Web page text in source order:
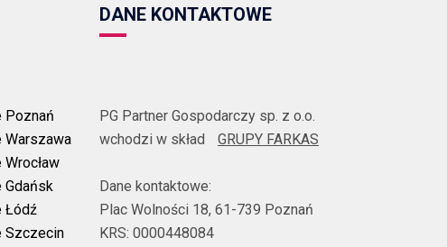
Poznań
Warszawa
Gdańsk
Łódź
Szczecin
DANE KONTAKTOWE
PG Partner Gospodarczy sp. z o.o.
wchodzi w skład GRUPY FARKAS
Dane kontaktowe:
Plac Wolności 18, 61-739 Poznań
KRS: 0000448084